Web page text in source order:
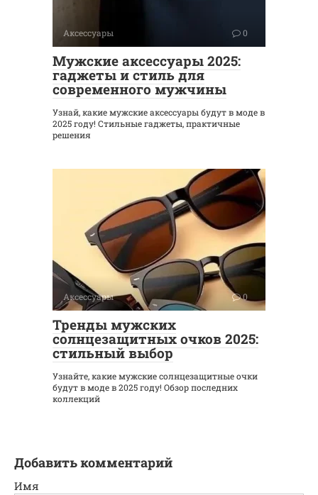
Аксессуары 0
Мужские аксессуары 2025:
гаджеты и стиль для
современного мужчины
Узнай, какие мужские аксессуары будут в моде в
2025 году! Стильные гаджеты, практичные
решения
Аксессуары 0
Тренды мужских
солнцезащитных очков 2025:
стильный выбор
Узнайте, какие мужские солнцезащитные очки
будут в моде в 2025 году! Обзор последних
коллекций
Добавить комментарий
Имя